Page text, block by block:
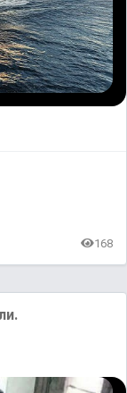
168